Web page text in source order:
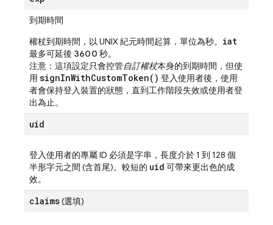
到期時間
權杖到期時間，以 UNIX 紀元時間起算，單位為秒。 iat
最多可延後 3600 秒。
注意：這項設定只會控管自訂權杖本身的到期時間，但使
用 signInWithCustomToken( ) 登入使用者後，使用
者會保持登入裝置的狀態，直到工作階段失效或使用者登
出為止。
uid
登入使用者的專屬 ID 必須是字串，長度介於 1 到 128 個
半形字元之間 (含首尾)。較短的 uid 可帶來更出色的成
效。
claims(選填)